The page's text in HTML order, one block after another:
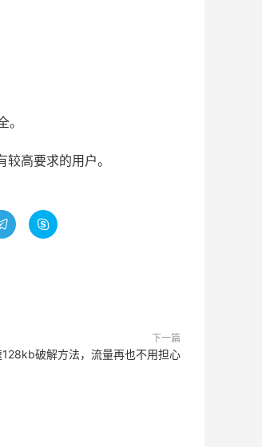
高要求的用户。

下一篇
破解方法，流量再也不用担心